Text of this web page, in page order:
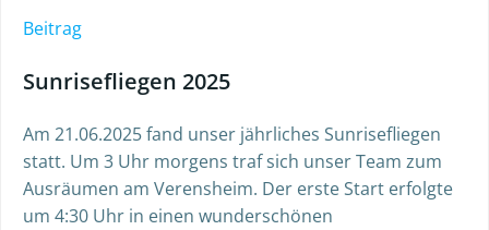
Beitrag
Sunrisefliegen 2025
Am 21.06.2025 fand unser jährliches Sunrisefliegen
statt. Um 3 Uhr morgens traf sich unser Team zum
Ausräumen am Verensheim. Der erste Start erfolgte
um 4:30 Uhr in einen wunderschönen